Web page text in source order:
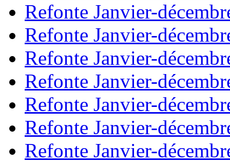
Refonte Janvier-
Refonte Janvier-
Refonte Janvier-
Refonte Janvier-
Refonte Janvier-
Refonte Janvier-
Refonte Janvier-